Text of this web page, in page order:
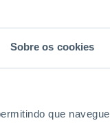
Sobre os cookies
que navegue